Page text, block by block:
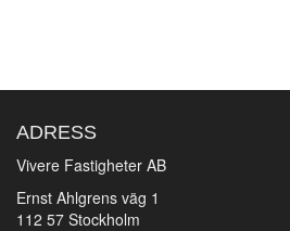
ADRESS
Vivere Fastigheter AB
Ernst Ahlgrens väg 1
112 57 Stockholm